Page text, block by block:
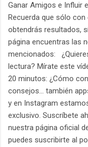
Ganar Amigos e Influir
Recuerda que sólo
obtendrás resultados,
página encuentras las
mencionados:
lectura? Mírate este
20 minutos: ¿Cómo
consejos... también
y en Instagram
exclusivo. Suscríbete
nuestra página oficial
puedes suscribirte al